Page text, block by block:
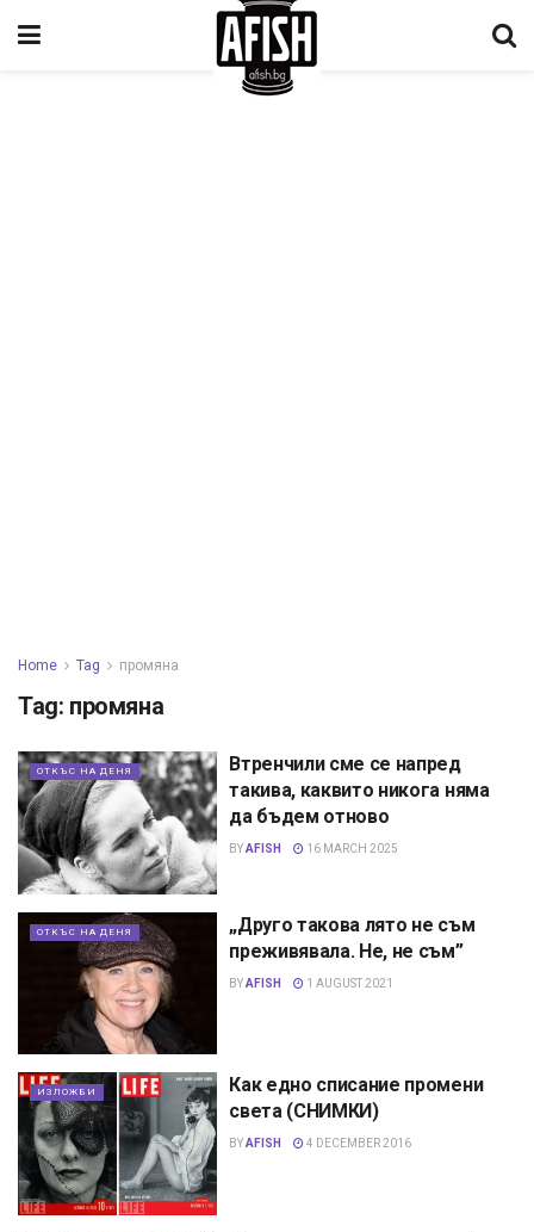
Home Tag промяна
Tag: промяна
ОТКЪС НА ДЕНЯ
Втренчили сме се напред
такива, каквито никога няма
да бъдем отново
BYAFISH 16 MARCH 2025
ОТКЪС НА ДЕНЯ
„Друго такова лято не съм
преживявала. Не, не съм”
BYAFISH 1 AUGUST 2021
ИЗЛОЖБИ
Как едно списание промени
света (СНИМКИ)
BYAFISH 4 DECEMBER 2016